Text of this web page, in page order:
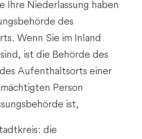
Ihre Niederlassung haben
des
Wenn Sie im Inland
ist die Behörde des
Aufenthaltsorts einer
Person
ist,
die